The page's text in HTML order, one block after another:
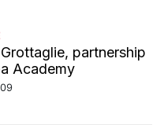
partnership
Academy